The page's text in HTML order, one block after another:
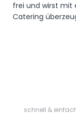
frei und wirst mit
Catering
schnell &